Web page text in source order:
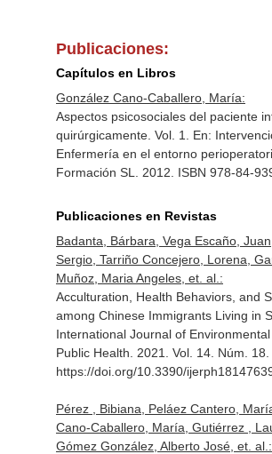
Publicaciones:
Capítulos en Libros
González Cano-Caballero, María:
Aspectos psicosociales del paciente
quirúrgicamente. Vol. 1. En:
Enfermería en el entorno
Formación SL. 2012. ISBN 978-84-
Publicaciones en Revistas
Badanta, Bárbara, Vega Escaño,
Sergio, Tarriño Concejero, Lorena,
Muñoz, Maria Angeles, et. al.:
Acculturation, Health Behaviors, and
among Chinese Immigrants Living in
International Journal of
Public Health . 2021. Vol. 14. Núm. 18.
https://doi.org/10.3390/
Pérez , Bibiana, Peláez Cantero,
Cano-Caballero, María, Gutiérrez ,
Gómez González, Alberto José, et. al.: